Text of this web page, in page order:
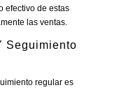
efectivo de estas
las ventas.
Seguimiento
regular es